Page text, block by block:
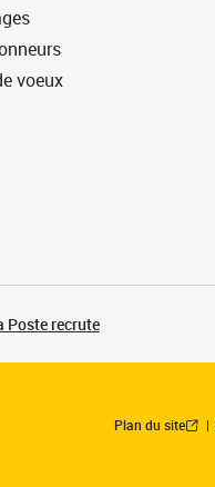
voeux
Poste recrute
Plan du site